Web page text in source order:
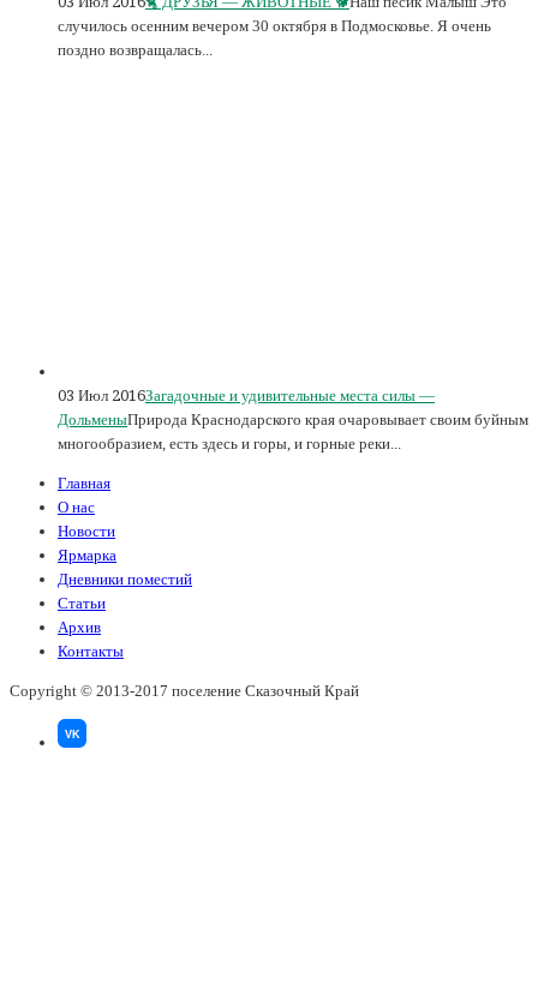
случилось осенним вечером 30 октября в Подмосковье. Я очень
поздно возвращалась...
03 Июл 2016Загадочные и удивительные места силы —
ДольменыПрирода Краснодарского края очаровывает своим буйным
многообразием, есть здесь и горы, и горные реки...
Главная
О нас
Новости
Ярмарка
Дневники поместий
Статьи
Архив
Контакты
Copyright © 2013-2017 поселение Сказочный Край
VK